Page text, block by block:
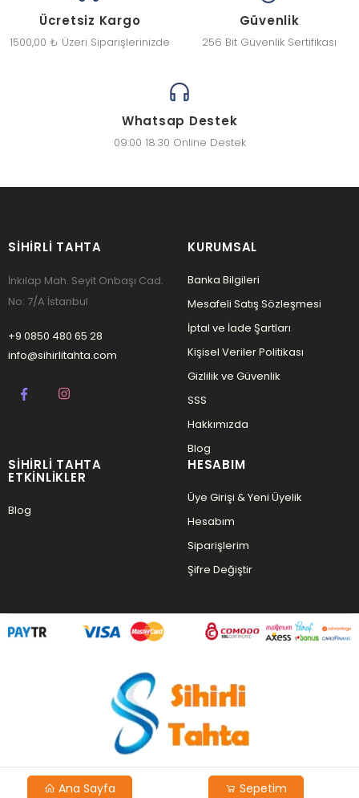
Ücretsiz Kargo
1500,00 ₺ Üzeri Siparişlerinizde
Güvenlik
256 Bit Güvenlik Sertifikası
Whatsap Destek
09:00 18:30 Online Destek
SIHIRLI TAHTA
İnkılap Mah. Seyit Onbaşı Cad.
No: 7/A İstanbul
+9 0850 480 65 28
info@sihirlitahta.com
KURUMSAL
Banka Bilgileri
Mesafeli Satış Sözleşmesi
İptal ve İade Şartları
Kişisel Veriler Politikası
Gizlilik ve Güvenlik
SSS
Hakkımızda
Blog
SIHIRLI TAHTA
ETKINLIKLER
Blog
HESABIM
Üye Girişi & Yeni Üyelik
Hesabım
Siparişlerim
Şifre Değiştir
Copyright © 2026 Agent Yazılım
Ana Sayfa Sepetim